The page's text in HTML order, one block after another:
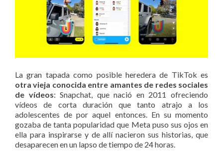
La gran tapada como posible heredera de TikTok es
otra vieja conocida entre amantes de redes sociales
de vídeos: Snapchat, que nació en 2011 ofreciendo
vídeos de corta duración que tanto atrajo a los
adolescentes de por aquel entonces. En su momento
gozaba de tanta popularidad que Meta puso sus ojos en
ella para inspirarse y de allí nacieron sus historias, que
desaparecen en un lapso de tiempo de 24 horas.